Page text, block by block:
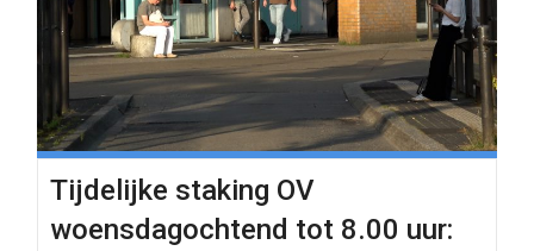
Tijdelijke staking OV
woensdagochtend tot 8.00 uur: